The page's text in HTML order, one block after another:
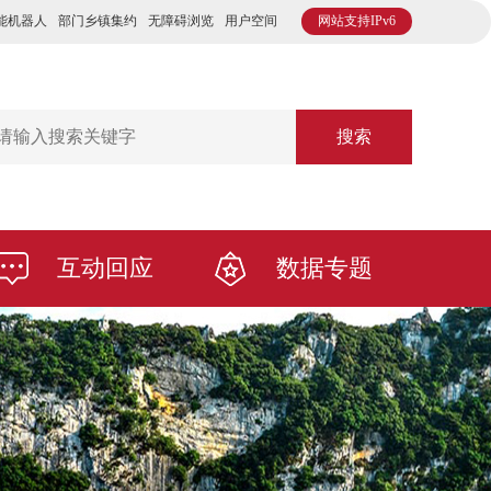
网站支持IPv6
机器人 部门乡镇集约 无障碍浏览 用户空间
搜索
互动回应 数据专题